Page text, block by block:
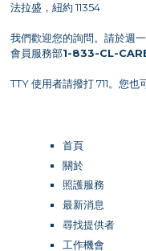
法拉盛，紐約 11354
我們歡迎您的詢問。請於週
會員服務部1-833-CL-
TTY 使用者請撥打 711。您
首頁
關於
照護服務
最新消息
尋找提供者
工作機會